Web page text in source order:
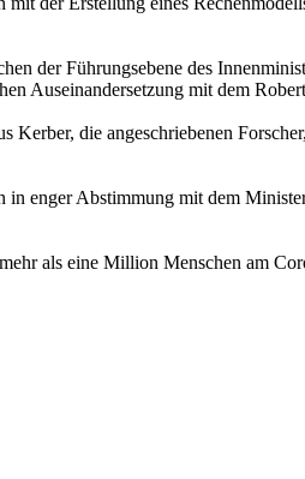
der Führungsebene des
Auseinandersetzung mit dem
die angeschriebenen
enger Abstimmung mit dem
als eine Million Menschen am